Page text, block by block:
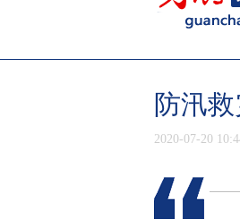
防汛
2020-07-20